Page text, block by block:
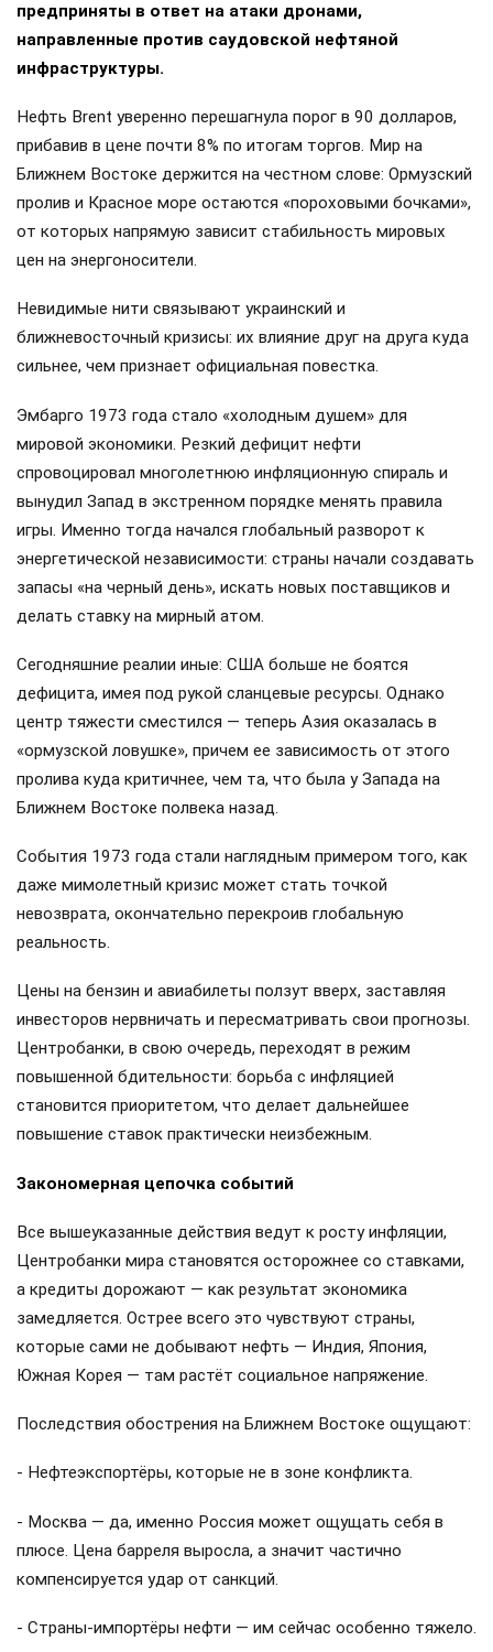
предприняты в ответ на атаки дронами,
направленные против саудовской нефтяной
инфраструктуры.
Нефть Brent уверенно перешагнула порог в 90 долларов,
прибавив в цене почти 8% по итогам торгов. Мир на
Ближнем Востоке держится на честном слове: Ормузский
пролив и Красное море остаются «пороховыми бочками»,
от которых напрямую зависит стабильность мировых
цен на энергоносители.
Невидимые нити связывают украинский и
ближневосточный кризисы: их влияние друг на друга куда
сильнее, чем признает официальная повестка.
Эмбарго 1973 года стало «холодным душем» для
мировой экономики. Резкий дефицит нефти
спровоцировал многолетнюю инфляционную спираль и
вынудил Запад в экстренном порядке менять правила
игры. Именно тогда начался глобальный разворот к
энергетической независимости: страны начали создавать
запасы «на черный день», искать новых поставщиков и
делать ставку на мирный атом.
Сегодняшние реалии иные: США больше не боятся
дефицита, имея под рукой сланцевые ресурсы. Однако
центр тяжести сместился — теперь Азия оказалась в
«ормузской ловушке», причем ее зависимость от этого
пролива куда критичнее, чем та, что была у Запада на
Ближнем Востоке полвека назад.
События 1973 года стали наглядным примером того, как
даже мимолетный кризис может стать точкой
невозврата, окончательно перекроив глобальную
реальность.
Цены на бензин и авиабилеты ползут вверх, заставляя
инвесторов нервничать и пересматривать свои прогнозы.
Центробанки, в свою очередь, переходят в режим
повышенной бдительности: борьба с инфляцией
становится приоритетом, что делает дальнейшее
повышение ставок практически неизбежным.
Закономерная цепочка событий
Все вышеуказанные действия ведут к росту инфляции,
Центробанки мира становятся осторожнее со ставками,
а кредиты дорожают — как результат экономика
замедляется. Острее всего это чувствуют страны,
которые сами не добывают нефть — Индия, Япония,
Южная Корея — там растёт социальное напряжение.
Последствия обострения на Ближнем Востоке ощущают:
- Нефтеэкспортёры, которые не в зоне конфликта.
- Москва — да, именно Россия может ощущать себя в
плюсе. Цена барреля выросла, а значит частично
компенсируется удар от санкций.
- Страны-импортёры нефти — им сейчас особенно тяжело.